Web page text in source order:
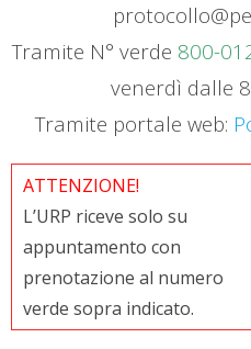
Tramite N° verde 800-
venerdì dalle
Tramite portale web:
ATTENZIONE!
L’URP riceve solo su
appuntamento con
prenotazione al numero
verde sopra indicato.